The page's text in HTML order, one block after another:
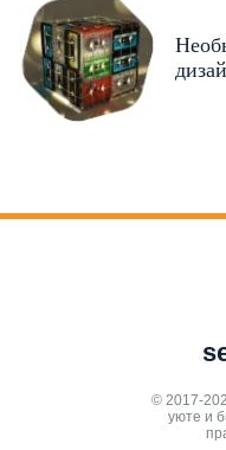
© 2017-
уюте и